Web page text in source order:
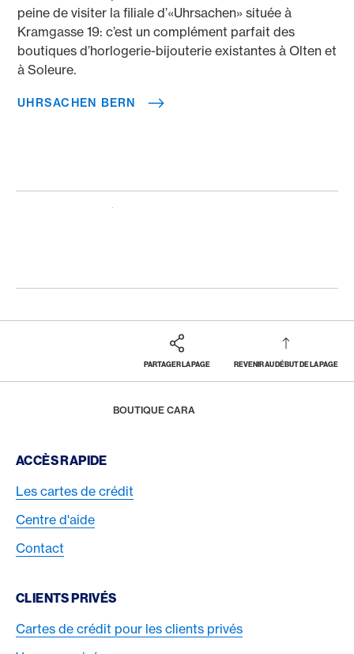
peine de visiter la filiale d’«Uhrsachen» située à
Kramgasse 19: c’est un complément parfait des
boutiques d’horlogerie-bijouterie existantes à Olten et
à Soleure.
UHRSACHEN BERN
PARTAGER LA PAGE REVENIR AU DÉBUT DE LA PAGE
BOUTIQUE CARA
Footer Navigation
ACCÈS RAPIDE
Les cartes de crédit
Centre d'aide
Contact
CLIENTS PRIVÉS
Cartes de crédit pour les clients privés